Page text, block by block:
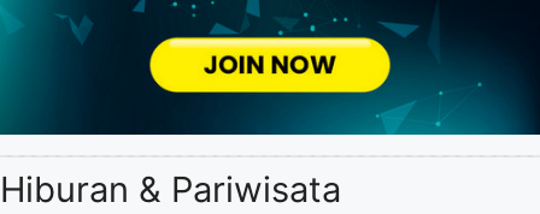
Hiburan & Pariwisata